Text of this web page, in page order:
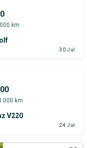
km
30 Jul
km
V220
24 Jul